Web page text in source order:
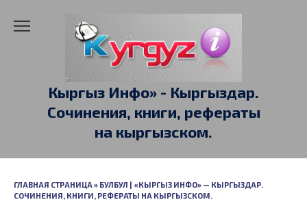
Кыргыз Инфо» - Кыргыздар.
Сочинения, книги, рефераты
на кыргызском.
ГЛАВНАЯ СТРАНИЦА» БУЛБУЛ | «КЫРГЫЗ ИНФО» — КЫРГЫЗДАР.
СОЧИНЕНИЯ, КНИГИ, РЕФЕРАТЫ НА КЫРГЫЗСКОМ.